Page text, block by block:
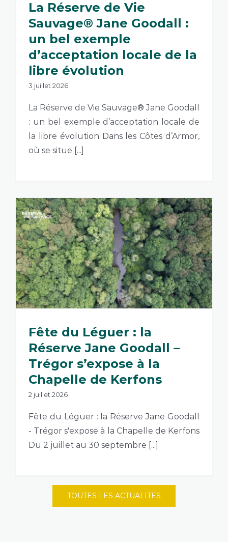
La Réserve de Vie
Sauvage® Jane Goodall :
un bel exemple
d’acceptation locale de la
libre évolution
3 juillet 2026
La Réserve de Vie Sauvage® Jane Goodall
: un bel exemple d’acceptation locale de
la libre évolution Dans les Côtes d’Armor,
où se situe [...]
Fête du Léguer : la
Réserve Jane Goodall –
Trégor s’expose à la
Chapelle de Kerfons
2 juillet 2026
Fête du Léguer : la Réserve Jane Goodall
- Trégor s'expose à la Chapelle de Kerfons
Du 2 juillet au 30 septembre [...]
TOUTES LES ACTUALITES